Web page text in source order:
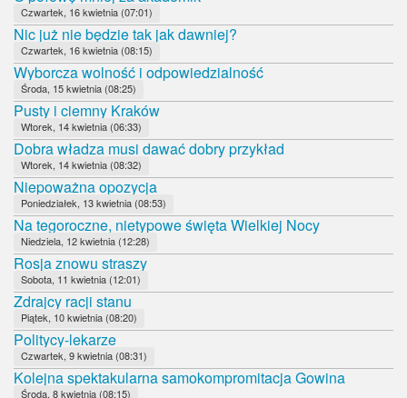
Czwartek, 16 kwietnia (07:01)
Nic już nie będzie tak jak dawniej?
Czwartek, 16 kwietnia (08:15)
Wyborcza wolność i odpowiedzialność
Środa, 15 kwietnia (08:25)
Pusty i ciemny Kraków
Wtorek, 14 kwietnia (06:33)
Dobra władza musi dawać dobry przykład
Wtorek, 14 kwietnia (08:32)
Niepoważna opozycja
Poniedziałek, 13 kwietnia (08:53)
Na tegoroczne, nietypowe święta Wielkiej Nocy
Niedziela, 12 kwietnia (12:28)
Rosja znowu straszy
Sobota, 11 kwietnia (12:01)
Zdrajcy racji stanu
Piątek, 10 kwietnia (08:20)
Politycy-lekarze
Czwartek, 9 kwietnia (08:31)
Kolejna spektakularna samokompromitacja Gowina
Środa, 8 kwietnia (08:15)